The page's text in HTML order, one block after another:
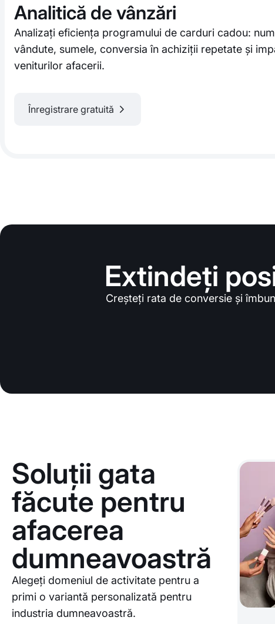
Analitică de vânzări
Analizați eficiența programului de carduri cadou:
vândute, sumele, conversia în achiziții repetate și
veniturilor afacerii.
Înregistrare gratuită
Extindeți
Creșteți rata de conversie și
Soluții gata
făcute pentru
afacerea
dumneavoastră
Alegeți domeniul de activitate pentru a
primi o variantă personalizată pentru
industria dumneavoastră.